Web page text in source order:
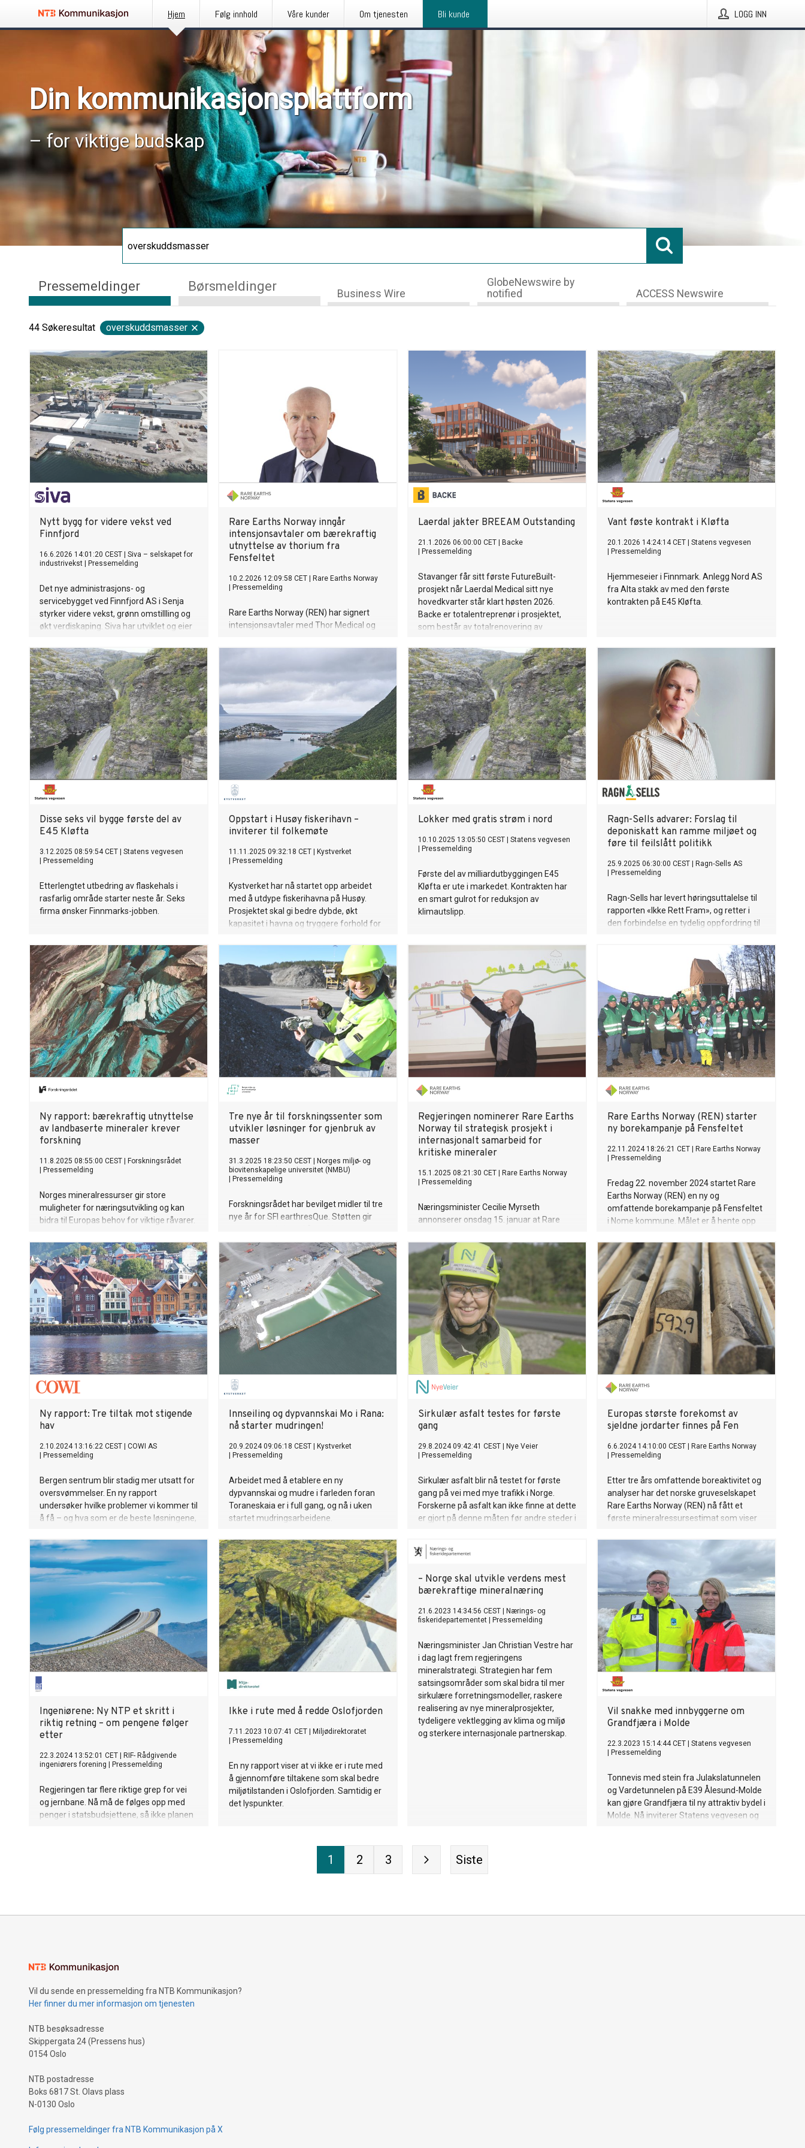
Hjem Følg innhold Våre kunder Om tjenesten Bli kunde LOGG INN
Din kommunikasjonsplattform
– for viktige budskap
Pressemeldinger Børsmeldinger Business Wire
GlobeNewswire by
notified
ACCESS Newswire
44 Søkeresultat overskuddsmasser
Nytt bygg for videre vekst ved
Finnfjord
16.6.2026 14:01:20 CEST
Siva – selskapet for
industrivekst
Pressemelding
Det nye administrasjons- og
servicebygget ved Finnfjord AS i Senja
styrker videre vekst, grønn omstillling og
økt verdiskaping. Siva har utviklet og eier
investeringer i teknologiutvikling,
produksjon og industriell oppskalering.
Rare Earths Norway inngår
intensjonsavtaler om bærekraftig
utnyttelse av thorium fra
Fensfeltet
10.2.2026 12:09:58 CET
Rare Earths Norway
Pressemelding
Rare Earths Norway (REN) har signert
intensjonsavtaler med Thor Medical og
samarbeid knyttet til kommersiell bruk av
Ulefoss.
Laerdal jakter BREEAM Outstanding
21.1.2026 06:00:00 CET
Backe
Pressemelding
Stavanger får sitt første FutureBuilt-
prosjekt når Laerdal Medical sitt nye
hovedkvarter står klart høsten 2026.
Backe er totalentreprenør i prosjektet,
som består av totalrenovering av
med nye kontorlokaler. Prosjektet har
siden begynnelsen hatt som mål å bygge
et fremtidsrettet bygg med lavt utslipp og
høy verdi for byen
Vant føste kontrakt i Kløfta
20.1.2026 14:24:14 CET
Statens vegvesen
Pressemelding
Hjemmeseier i Finnmark. Anlegg Nord AS
fra Alta stakk av med den første
kontrakten på E45 Kløfta.
Disse seks vil bygge første del av
E45 Kløfta
3.12.2025 08:59:54 CET
Statens vegvesen
Pressemelding
Etterlengtet utbedring av flaskehals i
rasfarlig område starter neste år. Seks
firma ønsker Finnmarks-jobben.
Oppstart i Husøy fiskerihavn –
inviterer til folkemøte
11.11.2025 09:32:18 CET
Kystverket
Pressemelding
Kystverket har nå startet opp arbeidet
med å utdype fiskerihavna på Husøy.
Prosjektet skal gi bedre dybde, økt
kapasitet i havna og tryggere forhold for
viktig tiltak for videre utvikling i
fiskerisamfunnet på Husøy.
Lokker med gratis strøm i nord
10.10.2025 13:05:50 CEST
Statens vegvesen
Pressemelding
Første del av milliardutbyggingen E45
Kløfta er ute i markedet. Kontrakten har
en smart gulrot for reduksjon av
klimautslipp.
Ragn-Sells advarer: Forslag til
deponiskatt kan ramme miljøet og
føre til feilslått politikk
25.9.2025 06:30:00 CEST
Ragn‐Sells AS
Pressemelding
Ragn-Sells har levert høringsuttalelse til
rapporten «Ikke Rett Fram», og retter i
den forbindelse en tydelig oppfordring til
kunnskapsbaserte og treffsikre – ikke
føre til økt sløsing med verdifulle
Ny rapport: bærekraftig utnyttelse
av landbaserte mineraler krever
forskning
11.8.2025 08:55:00 CEST
Forskningsrådet
Pressemelding
Norges mineralressurser gir store
muligheter for næringsutvikling og kan
bidra til Europas behov for viktige råvarer.
bærekraft, kreves mer kunnskap, økt
samarbeid og en forutsigbar og langsiktig
FoU-innsats.
Tre nye år til forskningssenter som
utvikler løsninger for gjenbruk av
masser
31.3.2025 18:23:50 CEST
Norges miljø- og
biovitenskapelige universitet (NMBU)
Pressemelding
Forskningsrådet har bevilget midler til tre
nye år for SFI earthresQue. Støtten gir
løsninger for sirkulær håndtering og
gjenbruk av jord, byggematerialer og
andre overskuddsmasser.
Regjeringen nominerer Rare Earths
Norway til strategisk prosjekt i
internasjonalt samarbeid for
kritiske mineraler
15.1.2025 08:21:30 CET
Rare Earths Norway
Pressemelding
Næringsminister Cecilie Myrseth
annonserer onsdag 15. januar at Rare
strategisk prosjekt under Minerals
Security Partnership (MSP).
Rare Earths Norway (REN) starter
ny borekampanje på Fensfeltet
22.11.2024 18:26:21 CET
Rare Earths Norway
Pressemelding
Fredag 22. november 2024 startet Rare
Earths Norway (REN) en ny og
omfattende borekampanje på Fensfeltet
i Nome kommune. Målet er å hente opp
kunnskapen om Europas største
forekomst av sjeldne jordarter.
Ny rapport: Tre tiltak mot stigende
hav
2.10.2024 13:16:22 CEST
COWI AS
Pressemelding
Bergen sentrum blir stadig mer utsatt for
oversvømmelser. En ny rapport
undersøker hvilke problemer vi kommer til
å få – og hva som er de beste løsningene,
Innseiling og dypvannskai Mo i Rana:
nå starter mudringen!
20.9.2024 09:06:18 CEST
Kystverket
Pressemelding
Arbeidet med å etablere en ny
dypvannskai og mudre i farleden foran
Toraneskaia er i full gang, og nå i uken
startet mudringsarbeidene.
for å sikre en effektiv og trygg
gjennomføring av mudringen er på plass.
Sirkulær asfalt testes for første
gang
29.8.2024 09:42:41 CEST
Nye Veier
Pressemelding
Sirkulær asfalt blir nå testet for første
gang på vei med mye trafikk i Norge.
Forskerne på asfalt kan ikke finne at dette
er gjort på denne måten før andre steder i
asfalt som kun består av materialer som
er brukt tidligere eller som har sin
fossile kilder.
Europas største forekomst av
sjeldne jordarter finnes på Fen
6.6.2024 14:10:00 CEST
Rare Earths Norway
Pressemelding
Etter tre års omfattende boreaktivitet og
analyser har det norske gruveselskapet
Rare Earths Norway (REN) nå fått et
første mineralressursestimat som viser
forekomst av sjeldne jordartselementer
Ingeniørene: Ny NTP et skritt i
riktig retning – om pengene følger
etter
22.3.2024 13:52:01 CET
RIF- Rådgivende
ingeniørers forening
Pressemelding
Regjeringen tar flere riktige grep for vei
og jernbane. Nå må de følges opp med
penger i statsbudsjettene, så ikke planen
Ikke i rute med å redde Oslofjorden
7.11.2023 10:07:41 CET
Miljødirektoratet
Pressemelding
En ny rapport viser at vi ikke er i rute med
å gjennomføre tiltakene som skal bedre
miljøtilstanden i Oslofjorden. Samtidig er
det lyspunkter.
– Norge skal utvikle verdens mest
bærekraftige mineralnæring
21.6.2023 14:34:56 CEST
Nærings- og
fiskeridepartementet
Pressemelding
Næringsminister Jan Christian Vestre har
i dag lagt frem regjeringens
mineralstrategi. Strategien har fem
satsingsområder som skal bidra til mer
sirkulære forretningsmodeller, raskere
realisering av nye mineralprosjekter,
tydeligere vektlegging av klima og miljø
og sterkere internasjonale partnerskap.
Vil snakke med innbyggerne om
Grandfjæra i Molde
22.3.2023 15:14:44 CET
Statens vegvesen
Pressemelding
Tonnevis med stein fra Julakslatunnelen
og Vardetunnelen på E39 Ålesund-Molde
kan gjøre Grandfjæra til ny attraktiv bydel i
Molde. Nå inviterer Statens vegvesen og
1 2 3 Siste
Vil du sende en pressemelding fra NTB Kommunikasjon?
Her finner du mer informasjon om tjenesten
NTB besøksadresse
Skippergata 24 (Pressens hus)
0154 Oslo
NTB postadresse
Boks 6817 St. Olavs plass
N-0130 Oslo
Følg pressemeldinger fra NTB Kommunikasjon på X